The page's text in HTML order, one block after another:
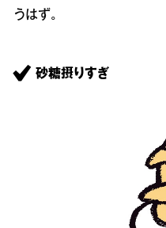
うはず。
砂糖摂りすぎ